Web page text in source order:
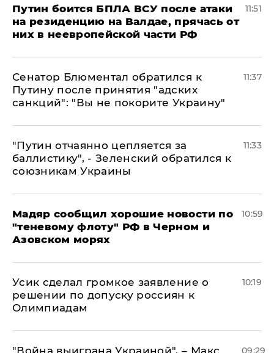
Путин боится БПЛА ВСУ после атаки
на резиденцию на Валдае, прячась от
них в неевропейской части РФ
11:51
Сенатор Блюментал обратился к
Путину после принятия "адских
санкций": "Вы не покорите Украину"
11:37
"Путин отчаянно цепляется за
баллистику", - Зеленский обратился к
союзникам Украины
11:33
Мадяр сообщил хорошие новости по
"теневому флоту" РФ в Черном и
Азовском морях
10:59
Усик сделал громкое заявление о
решении по допуску россиян к
Олимпиадам
10:19
09:29